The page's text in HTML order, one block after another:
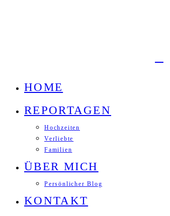
HOME
REPORTAGEN
Hochzeiten
Verliebte
Familien
ÜBER MICH
Persönlicher Blog
KONTAKT